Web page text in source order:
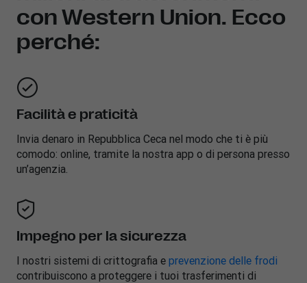
con Western Union. Ecco
perché:
Facilità e praticità
Invia denaro in Repubblica Ceca nel modo che ti è più
comodo: online, tramite la nostra app o di persona presso
un’agenzia.
Impegno per la sicurezza
I nostri sistemi di crittografia e prevenzione delle frodi
contribuiscono a proteggere i tuoi trasferimenti di